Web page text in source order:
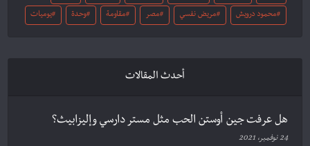
محمود درويش مريض نفسي مصر مقاومة وحدة يوميات
أحدث المقالات
هل عرفت جين أوستن الحب مثل مستر دارسي وإليزابيث؟
24 نوفمبر، 2021